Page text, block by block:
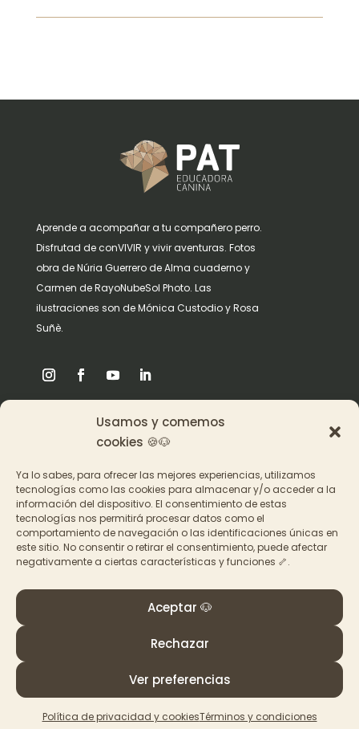
Usamos y comemos
cookies 🍪🐶
Ya lo sabes, para ofrecer las mejores experiencias, utilizamos
tecnologías como las cookies para almacenar y/o acceder a la
información del dispositivo. El consentimiento de estas
tecnologías nos permitirá procesar datos como el
comportamiento de navegación o las identificaciones únicas en
este sitio. No consentir o retirar el consentimiento, puede afectar
negativamente a ciertas características y funciones 🦴.
Aceptar 🐶
Rechazar
Ver preferencias
Política de privacidad y cookiesTérminos y condiciones
Aprende a acompañar a tu compañero perro.
Disfrutad de conVIVIR y vivir aventuras. Fotos
obra de Núria Guerrero de Alma cuaderno y
Carmen de RayoNubeSol Photo. Las
ilustraciones son de Mónica Custodio y Rosa
Suñè.
Acceder a los cursos
Contacto
© PAT Educadora Canina, Galicia
cookies